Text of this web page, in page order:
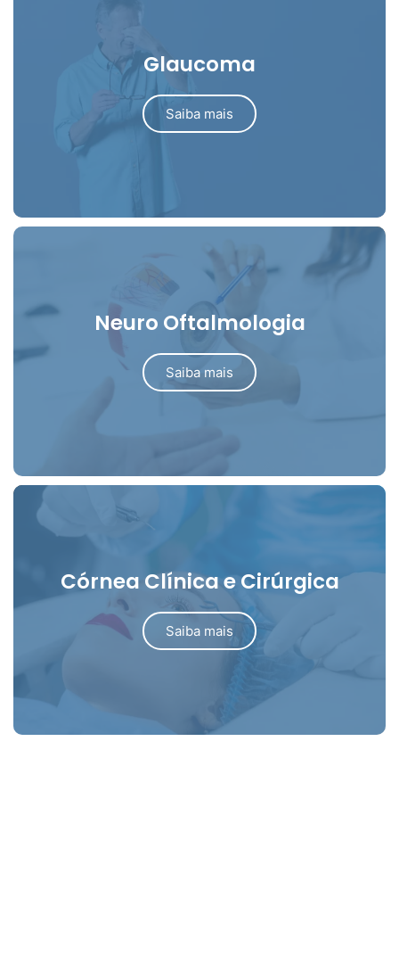
Glaucoma
Saiba mais
Neuro Oftalmologia
Saiba mais
Córnea Clínica e Cirúrgica
Saiba mais